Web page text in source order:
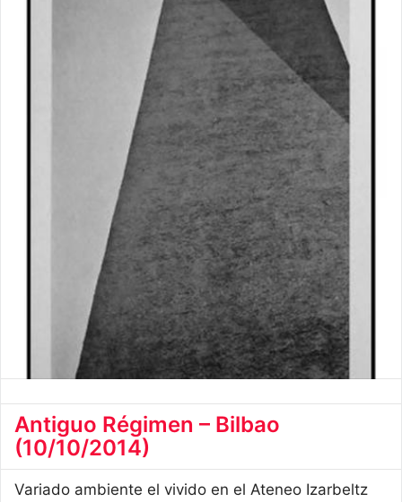
Antiguo Régimen – Bilbao
(10/10/2014)
Variado ambiente el vivido en el Ateneo Izarbeltz